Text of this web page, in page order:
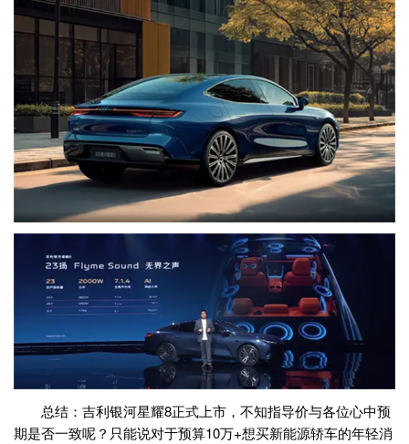
总结：吉利银河星耀8正式上市，不知指导价与各位心中预
期是否一致呢？只能说对于预算10万+想买新能源轿车的年轻消